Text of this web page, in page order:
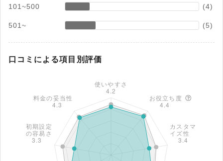
101~500 (4)
501~ (5)
口コミによる項目別評価